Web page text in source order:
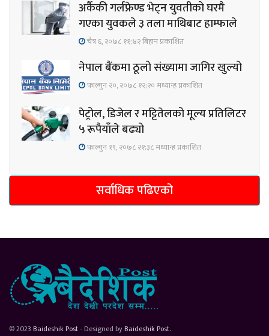
अर्कैकी गर्लफ्रेण्ड भेट्न युवतीको घरमै
गएका युवकले ३ तला माथिबाट हाम्फाले
चैत्र ६, २०७८ ११;४२ बिहान प्रकाशित
नेपाल बैंकमा ठूलो संख्यामा जागिर खुल्यो
फाल्गुन २०, २०७८ १२;२० मध्यान्ह प्रकाशित
पेट्रोल, डिजेल र मट्टितेलको मूल्य प्रतिलिटर
५ रूपैयाँले बढ्यो
फाल्गुन १९, २०७८ २१;३८ मध्यान्ह प्रकाशित
सर्वाधिक पढिएको
© 2023 Baideshik Post - Designed byBaideshik Post.